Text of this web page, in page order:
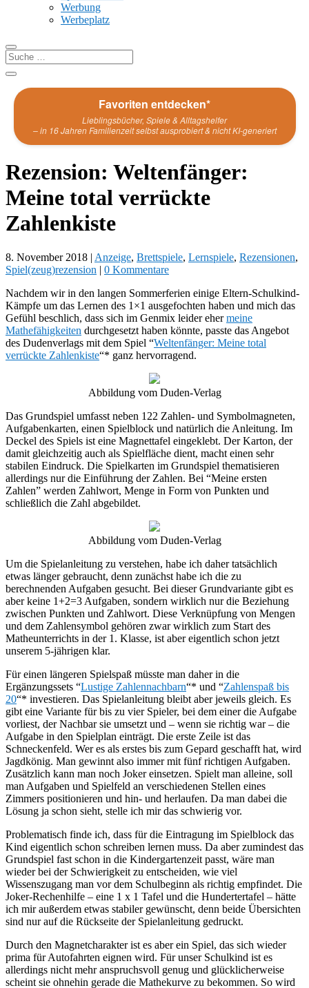
Werbung
Werbeplatz
Favoriten entdecken*
Lieblingsbücher, Spiele & Alltagshelfer
– in 16 Jahren Familienzeit selbst ausprobiert & nicht KI-generiert
Rezension: Weltenfänger:
Meine total verrückte
Zahlenkiste
8. November 2018 | Anzeige, Brettspiele, Lernspiele, Rezensionen,
Spiel(zeug)rezension | 0 Kommentare
Nachdem wir in den langen Sommerferien einige Eltern-Schulkind-
Kämpfe um das Lernen des 1×1 ausgefochten haben und mich das
Gefühl beschlich, dass sich im Genmix leider ehermeine
Mathefähigkeiten durchgesetzt haben könnte, passte das Angebot
des Dudenverlags mit dem Spiel “Weltenfänger: Meine total
verrückte Zahlenkiste“* ganz hervorragend.
Abbildung vom Duden-Verlag
Das Grundspiel umfasst neben 122 Zahlen- und Symbolmagneten,
Aufgabenkarten, einen Spielblock und natürlich die Anleitung. Im
Deckel des Spiels ist eine Magnettafel eingeklebt. Der Karton, der
damit gleichzeitig auch als Spielfläche dient, macht einen sehr
stabilen Eindruck. Die Spielkarten im Grundspiel thematisieren
allerdings nur die Einführung der Zahlen. Bei “Meine ersten
Zahlen” werden Zahlwort, Menge in Form von Punkten und
schließlich die Zahl abgebildet.
Abbildung vom Duden-Verlag
Um die Spielanleitung zu verstehen, habe ich daher tatsächlich
etwas länger gebraucht, denn zunächst habe ich die zu
berechnenden Aufgaben gesucht. Bei dieser Grundvariante gibt es
aber keine 1+2=3 Aufgaben, sondern wirklich nur die Beziehung
zwischen Punkten und Zahlwort. Diese Verknüpfung von Mengen
und dem Zahlensymbol gehören zwar wirklich zum Start des
Matheunterrichts in der 1. Klasse, ist aber eigentlich schon jetzt
unserem 5-jährigen klar.
Für einen längeren Spielspaß müsste man daher in die
Ergänzungssets “Lustige Zahlennachbarn“* und “Zahlenspaß bis
20“* investieren. Das Spielanleitung bleibt aber jeweils gleich. Es
gibt eine Variante für bis zu vier Spieler, bei dem einer die Aufgabe
vorliest, der Nachbar sie umsetzt und – wenn sie richtig war – die
Aufgabe in den Spielplan einträgt. Die erste Zeile ist das
Schneckenfeld. Wer es als erstes bis zum Gepard geschafft hat, wird
Jagdkönig. Man gewinnt also immer mit fünf richtigen Aufgaben.
Zusätzlich kann man noch Joker einsetzen. Spielt man alleine, soll
man Aufgaben und Spielfeld an verschiedenen Stellen eines
Zimmers positionieren und hin- und herlaufen. Da man dabei die
Lösung ja schon sieht, stelle ich mir das schwierig vor.
Problematisch finde ich, dass für die Eintragung im Spielblock das
Kind eigentlich schon schreiben lernen muss. Da aber zumindest das
Grundspiel fast schon in die Kindergartenzeit passt, wäre man
wieder bei der Schwierigkeit zu entscheiden, wie viel
Wissenszugang man vor dem Schulbeginn als richtig empfindet. Die
Joker-Rechenhilfe – eine 1 x 1 Tafel und die Hundertertafel – hätte
ich mir außerdem etwas stabiler gewünscht, denn beide Übersichten
sind nur auf die Rückseite der Spielanleitung gedruckt.
Durch den Magnetcharakter ist es aber ein Spiel, das sich wieder
prima für Autofahrten eignen wird. Für unser Schulkind ist es
allerdings nicht mehr anspruchsvoll genug und glücklicherweise
scheint sie ohnehin gerade die Mathekurve zu bekommen. So wird